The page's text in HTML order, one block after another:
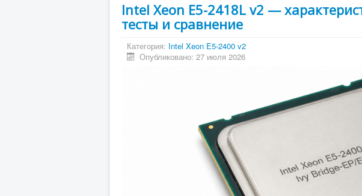
Intel Xeon E5-2418L v2 —
тесты и сравнение
Категория: Intel Xeon E5-2400 v2
Опубликовано: 27 июля 2026